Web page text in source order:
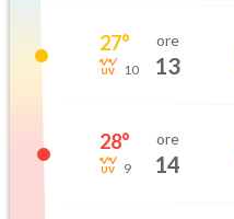
27°
10
ore
13
28°
9
ore
14